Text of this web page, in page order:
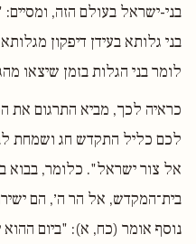
בני-ישראל בעולם הזה,
בני גלותא בעידן דיפקון
לומר בני הגלות בזמן שיצאו
כראיה לכך, מביא התרגום את
לכם כליל התקדש חג ושמחת
אל צור ישראל". כלומר, בבוא
בית־המקדש, אל הר ה׳, הם
נוסף אומר (כח, א): "ביום ההוא